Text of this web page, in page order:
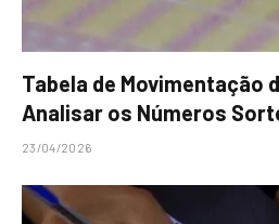
Tabela de Movimentação
Analisar os Números
23/04/2026